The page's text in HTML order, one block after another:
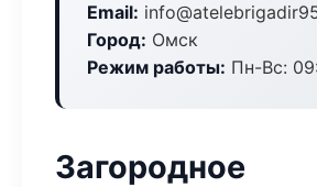
Email:
Город: Омск
Режим работы: Пн-Вс:
Загородное